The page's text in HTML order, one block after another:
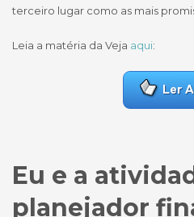
terceiro lugar como as mais
Leia a matéria da Veja aqui:
Eu e a
planejador